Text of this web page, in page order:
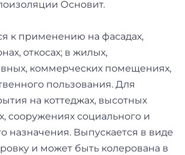
Основит.
к применению на фасадах,
откосах; в жилых,
коммерческих помещениях,
пользования. Для
на коттеджах, высотных
сооружениях социального и
назначения. Выпускается в виде
и может быть колерована в